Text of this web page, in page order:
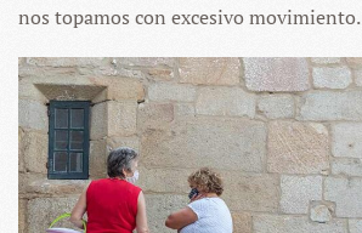
nos topamos con excesivo movimiento.